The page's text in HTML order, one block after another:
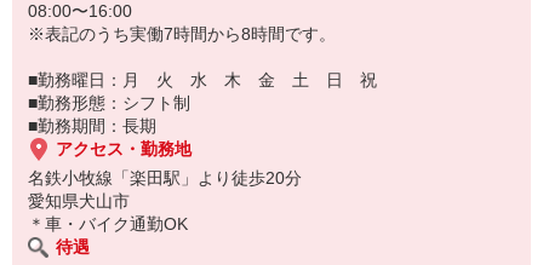
08:00〜16:00
※表記のうち実働7時間から8時間です。
■勤務曜日：月 火 水 木 金 土 日 祝
■勤務形態：シフト制
■勤務期間：長期
アクセス・勤務地
名鉄小牧線「楽田駅」より徒歩20分
愛知県犬山市
＊車・バイク通勤OK
待遇